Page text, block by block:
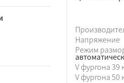
Напряжение
Режим
V фургона 39
V фургона 50